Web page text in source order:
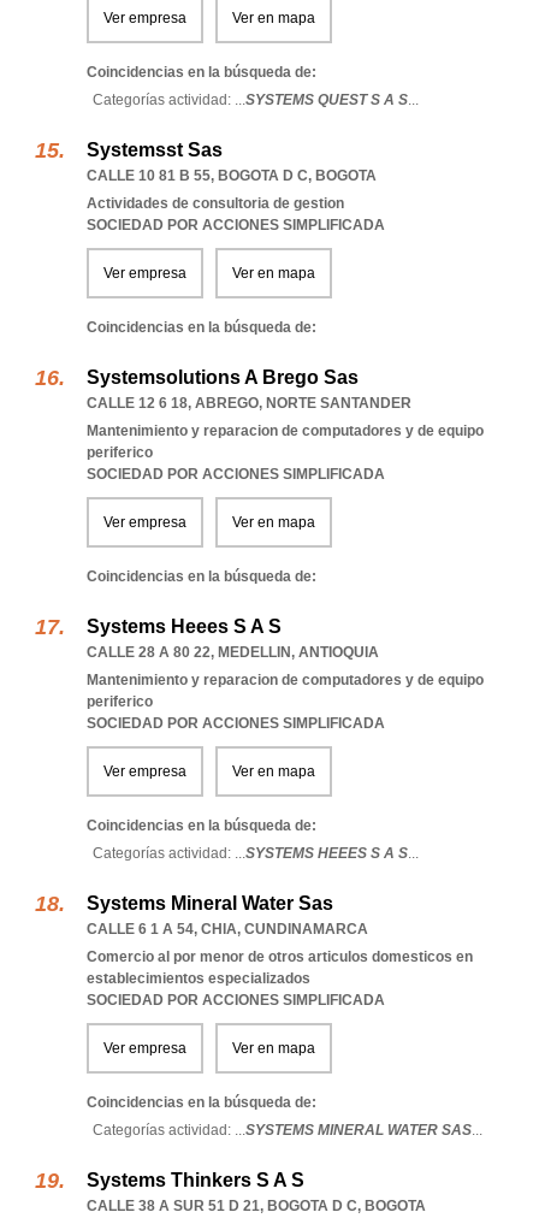
Ver empresa Ver en mapa
Coincidencias en la búsqueda de:
Categorías actividad: ...SYSTEMS QUEST S A S...
Systemsst Sas
CALLE 10 81 B 55, BOGOTA D C, BOGOTA
Actividades de consultoria de gestion
SOCIEDAD POR ACCIONES SIMPLIFICADA
Ver empresa Ver en mapa
Coincidencias en la búsqueda de:
Systemsolutions A Brego Sas
CALLE 12 6 18, ABREGO, NORTE SANTANDER
Mantenimiento y reparacion de computadores y de equipo
periferico
SOCIEDAD POR ACCIONES SIMPLIFICADA
Ver empresa Ver en mapa
Coincidencias en la búsqueda de:
Systems Heees S A S
CALLE 28 A 80 22, MEDELLIN, ANTIOQUIA
Mantenimiento y reparacion de computadores y de equipo
periferico
SOCIEDAD POR ACCIONES SIMPLIFICADA
Ver empresa Ver en mapa
Coincidencias en la búsqueda de:
Categorías actividad: ...SYSTEMS HEEES S A S...
Systems Mineral Water Sas
CALLE 6 1 A 54, CHIA, CUNDINAMARCA
Comercio al por menor de otros articulos domesticos en
establecimientos especializados
SOCIEDAD POR ACCIONES SIMPLIFICADA
Ver empresa Ver en mapa
Coincidencias en la búsqueda de:
Categorías actividad: ...SYSTEMS MINERAL WATER SAS...
Systems Thinkers S A S
CALLE 38 A SUR 51 D 21, BOGOTA D C, BOGOTA